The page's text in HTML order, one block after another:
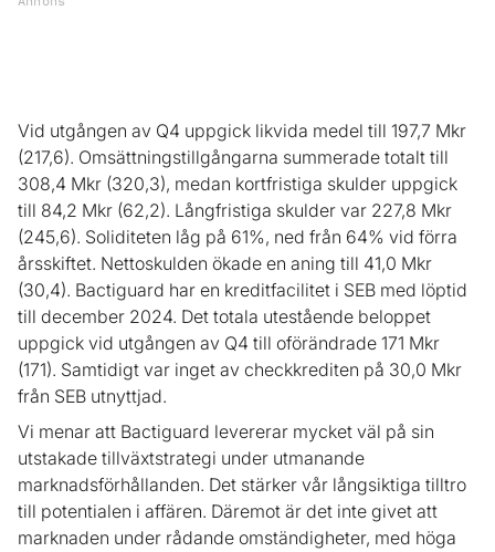
Vid utgången av Q4 uppgick likvida medel till 197,7 Mkr
(217,6). Omsättningstillgångarna summerade totalt till
308,4 Mkr (320,3), medan kortfristiga skulder uppgick
till 84,2 Mkr (62,2). Långfristiga skulder var 227,8 Mkr
(245,6). Soliditeten låg på 61%, ned från 64% vid förra
årsskiftet. Nettoskulden ökade en aning till 41,0 Mkr
(30,4). Bactiguard har en kreditfacilitet i SEB med löptid
till december 2024. Det totala utestående beloppet
uppgick vid utgången av Q4 till oförändrade 171 Mkr
(171). Samtidigt var inget av checkkrediten på 30,0 Mkr
från SEB utnyttjad.
Vi menar att Bactiguard levererar mycket väl på sin
utstakade tillväxtstrategi under utmanande
marknadsförhållanden. Det stärker vår långsiktiga tilltro
till potentialen i affären. Däremot är det inte givet att
marknaden under rådande omständigheter, med höga